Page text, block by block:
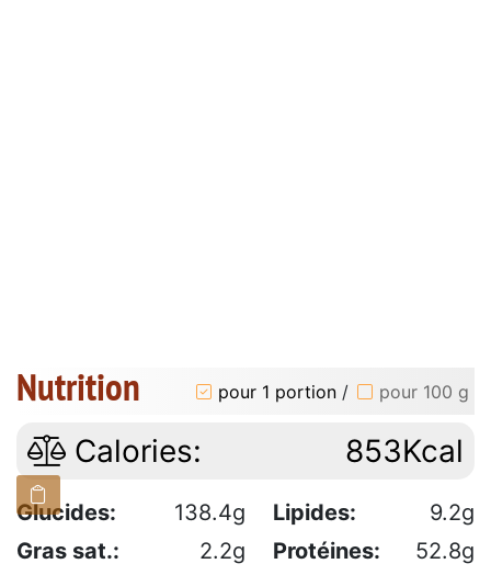
Nutrition pour 1 portion / pour 100 g
Calories: 853Kcal
Glucides: 138.4g Lipides:
9.2g
Gras sat.:
2.2g Protéines:
52.8g